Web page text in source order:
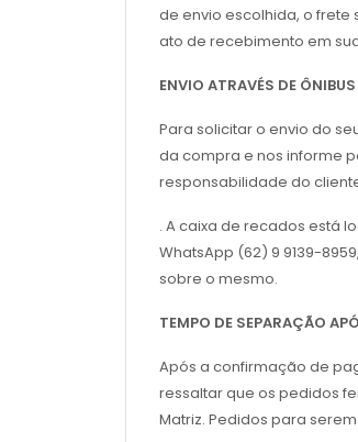
de envio escolhida, o
ato de recebimento em
ENVIO ATRAVÉS DE
Para solicitar o envio do
da compra e nos informe
responsabilidade do
. A caixa de recados está
WhatsApp (62) 9 9139-
sobre o mesmo.
TEMPO DE SEPARAÇÃO
Após a confirmação de
ressaltar que os pedidos
Matriz. Pedidos para